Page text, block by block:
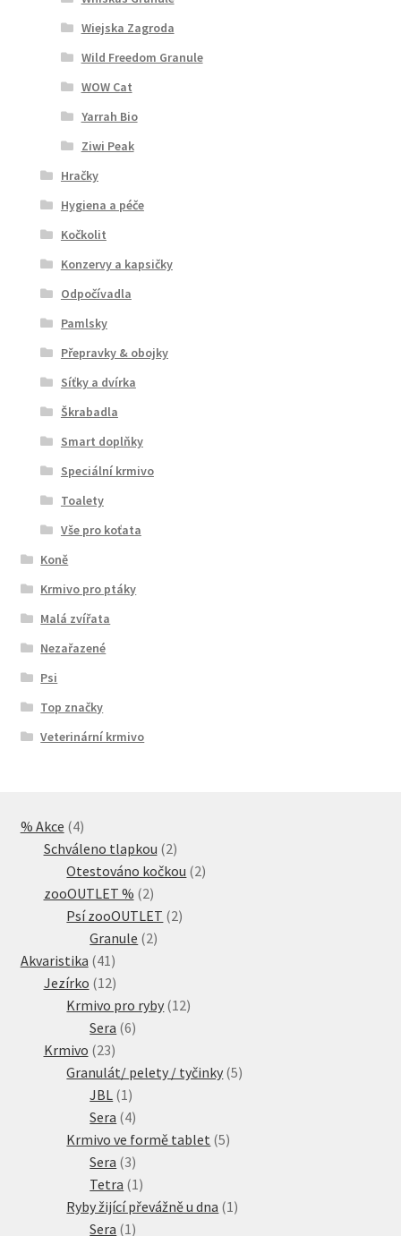
Wiejska Zagroda
Wild Freedom Granule
WOW Cat
Yarrah Bio
Ziwi Peak
Hračky
Hygiena a péče
Kočkolit
Konzervy a kapsičky
Odpočívadla
Pamlsky
Přepravky & obojky
Síťky a dvírka
Škrabadla
Smart doplňky
Speciální krmivo
Toalety
Vše pro koťata
Koně
Krmivo pro ptáky
Malá zvířata
Nezařazené
Psi
Top značky
Veterinární krmivo
% Akce 44
produkty
Schváleno tlapkou 22
produkty
Otestováno kočkou 22
zooOUTLET % 22
produkty
Psí zooOUTLET 22
Granule 22
Akvaristika 41 41
produktů
Jezírko 1212
produktů
Krmivo pro ryby 1212
Sera 66
Krmivo 2323
produktů
Granulát/ pelety / tyčinky 55
JBL 1 1
produkt
Sera 44
produkty
Krmivo ve formě tablet 55
Sera 33
produkty
Tetra 1 1
produkt
Ryby žijící převážně u dna 1 1
Sera 1 1